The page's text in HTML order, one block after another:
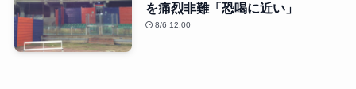
を痛烈非難「恐喝に近い」
8/6 12:00